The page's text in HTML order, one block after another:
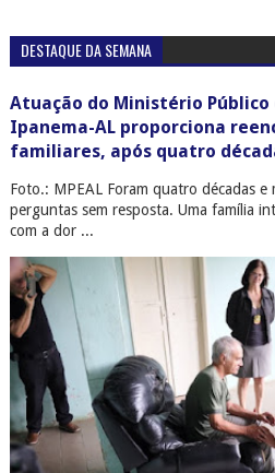
DESTAQUE DA SEMANA
Atuação do Ministério Público
Ipanema-AL proporciona
familiares, após quatro
Foto.: MPEAL Foram quatro décadas e
perguntas sem resposta. Uma família
com a dor ...